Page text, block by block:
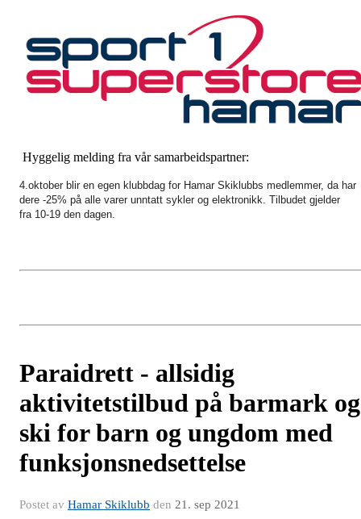
Hyggelig melding fra vår samarbeidspartner:
4.oktober blir en egen klubbdag for Hamar Skiklubbs medlemmer, da har
dere -25% på alle varer unntatt sykler og elektronikk. Tilbudet gjelder
fra 10-19 den dagen.
Paraidrett - allsidig
aktivitetstilbud på barmark og
ski for barn og ungdom med
funksjonsnedsettelse
Postet av Hamar Skiklubb den 21. sep 2021